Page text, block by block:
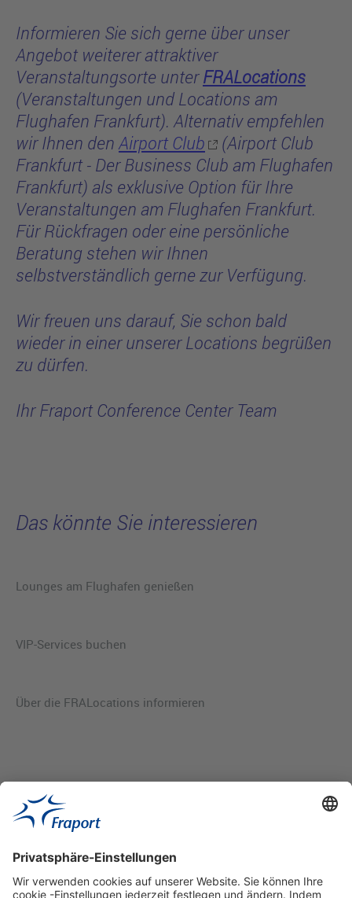
Informieren Sie sich gerne über unser
Angebot weiterer attraktiver
Veranstaltungsorte unterFRALocations
(Veranstaltungen und Locations am
Flughafen Frankfurt). Alternativ empfehlen
wir Ihnen den Airport Club
(Airport Club
Frankfurt - Der Business Club am Flughafen
Frankfurt) als exklusive Option für Ihre
Veranstaltungen am Flughafen Frankfurt.
Für Rückfragen oder eine persönliche
Beratung stehen wir Ihnen
selbstverständlich gerne zur Verfügung.
Wir freuen uns darauf, Sie schon bald
wieder in einer unserer Locations begrüßen
zu dürfen.
Ihr Fraport Conference Center Team
Das könnte Sie interessieren
Lounges am Flughafen genießen
VIP-Services buchen
Über die FRALocations informieren